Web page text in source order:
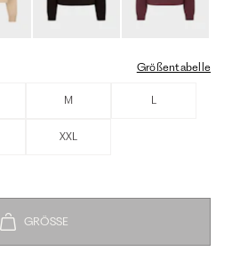
Größentabelle
M L
XXL